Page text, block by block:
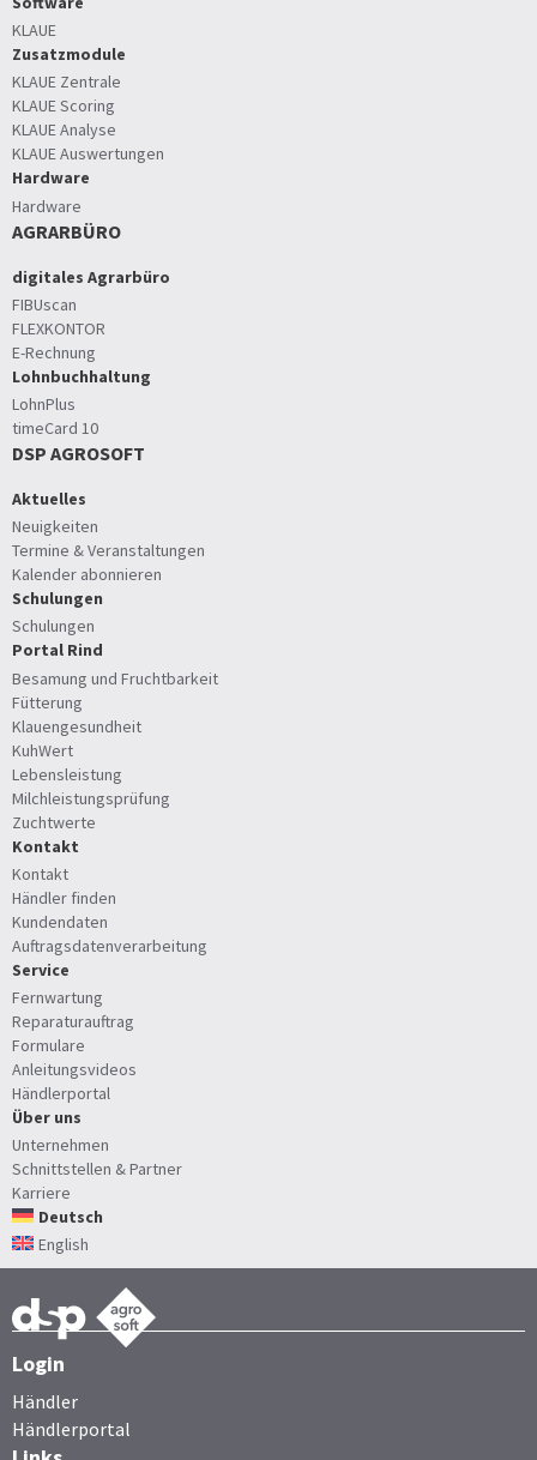
KLAUE
Zusatzmodule
KLAUE Zentrale
KLAUE Scoring
KLAUE Analyse
KLAUE Auswertungen
Hardware
Hardware
AGRARBÜRO
digitales Agrarbüro
FIBUscan
FLEXKONTOR
E-Rechnung
Lohnbuchhaltung
LohnPlus
timeCard 10
DSP AGROSOFT
Aktuelles
Neuigkeiten
Termine & Veranstaltungen
Kalender abonnieren
Schulungen
Schulungen
Portal Rind
Besamung und Fruchtbarkeit
Fütterung
Klauengesundheit
KuhWert
Lebensleistung
Milchleistungsprüfung
Zuchtwerte
Kontakt
Kontakt
Händler finden
Kundendaten
Auftragsdatenverarbeitung
Service
Fernwartung
Reparaturauftrag
Formulare
Anleitungsvideos
Händlerportal
Über uns
Unternehmen
Schnittstellen & Partner
Karriere
Deutsch
English
Login
Händler
Händlerportal